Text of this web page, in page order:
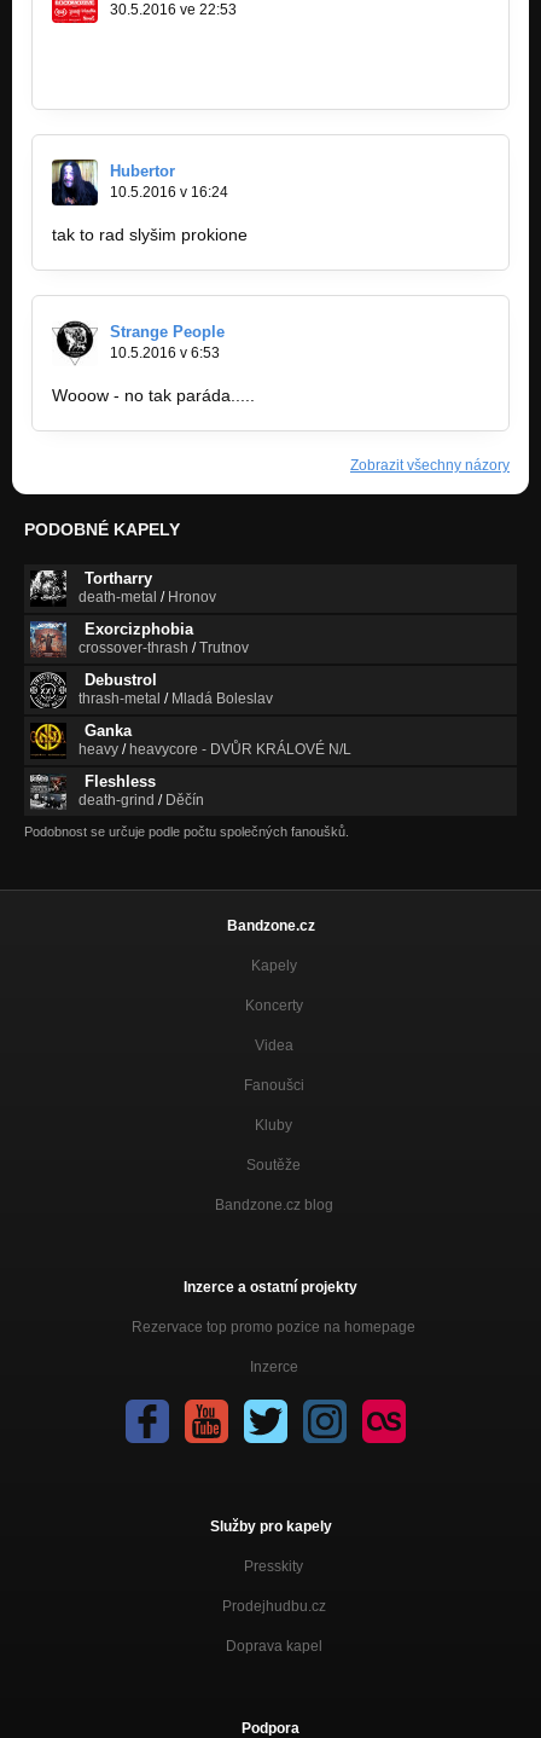
30.5.2016 ve 22:53
Hubertor
10.5.2016 v 16:24
tak to rad slyšim prokione
Strange People
10.5.2016 v 6:53
Wooow - no tak paráda.....
Zobrazit všechny názory
PODOBNÉ KAPELY
Tortharry
death-metal / Hronov
Exorcizphobia
crossover-thrash /Trutnov
Debustrol
thrash-metal / Mladá Boleslav
Ganka
heavy / heavycore - DVŮR KRÁLOVÉ N/L
Fleshless
death-grind / Děčín
Podobnost se určuje podle počtu společných fanoušků.
Bandzone.cz
Kapely
Koncerty
Videa
Fanoušci
Kluby
Soutěže
Bandzone.cz blog
Inzerce a ostatní projekty
Rezervace top promo pozice na homepage
Inzerce
Služby pro kapely
Presskity
Prodejhudbu.cz
Doprava kapel
Podpora